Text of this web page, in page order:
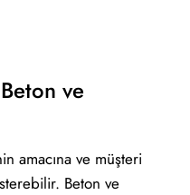
ve
amacına ve müşteri
Beton ve